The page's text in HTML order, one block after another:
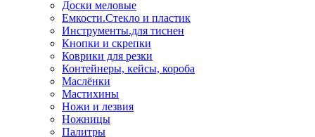
Доски меловые
Емкости.Стекло и пластик
Инструменты.для тиснен
Кнопки и скрепки
Коврики для резки
Контейнеры, кейсы, короба
Маслёнки
Мастихины
Ножи и лезвия
Ножницы
Палитры